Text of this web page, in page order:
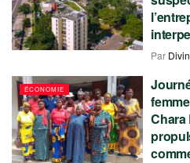
Par
ÉCONOMIE
Chara